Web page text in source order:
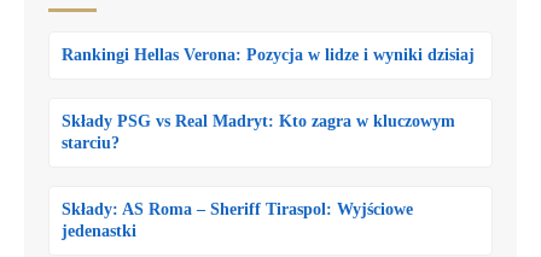
Rankingi Hellas Verona: Pozycja w lidze i wyniki dzisiaj
Składy PSG vs Real Madryt: Kto zagra w kluczowym
starciu?
Składy: AS Roma – Sheriff Tiraspol: Wyjściowe
jedenastki